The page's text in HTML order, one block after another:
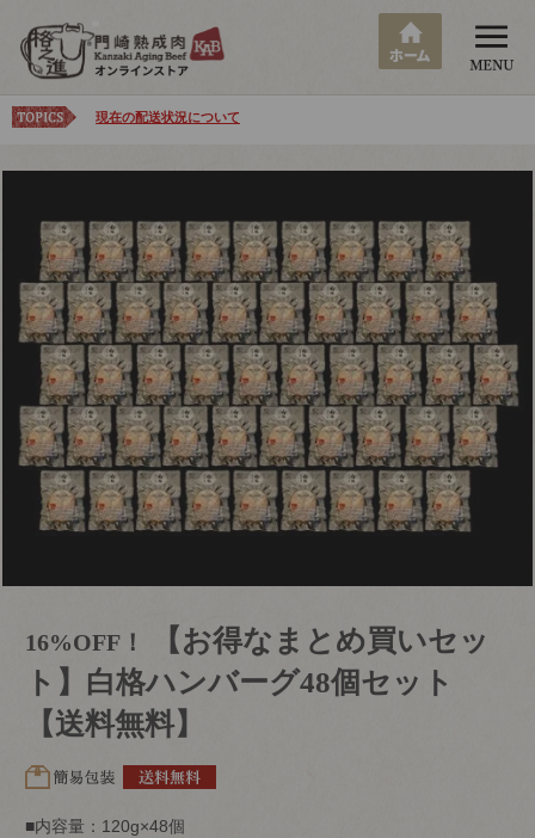
現在の配送状況について
16%OFF！
【お得なまとめ買いセッ
ト】白格ハンバーグ48個セット
【送料無料】
■内容量：120g×48個